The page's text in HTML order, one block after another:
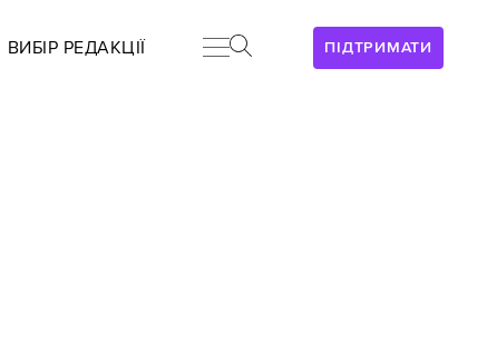
ПІДТРИМАТИ
ВИБІР РЕДАКЦІЇ